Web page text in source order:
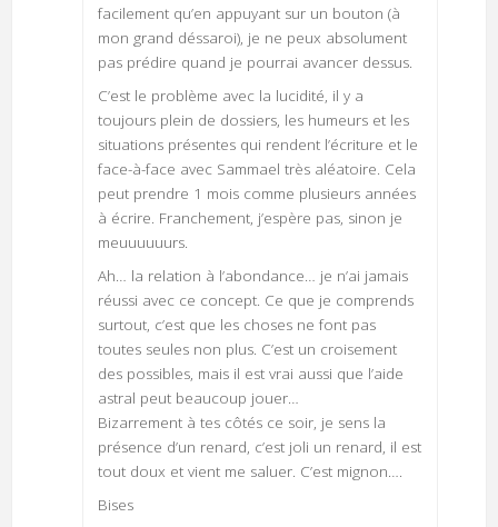
facilement qu’en appuyant sur un bouton (à
mon grand déssaroi), je ne peux absolument
pas prédire quand je pourrai avancer dessus.
C’est le problème avec la lucidité, il y a
toujours plein de dossiers, les humeurs et les
situations présentes qui rendent l’écriture et le
face-à-face avec Sammael très aléatoire. Cela
peut prendre 1 mois comme plusieurs années
à écrire. Franchement, j’espère pas, sinon je
meuuuuuurs.
Ah… la relation à l’abondance… je n’ai jamais
réussi avec ce concept. Ce que je comprends
surtout, c’est que les choses ne font pas
toutes seules non plus. C’est un croisement
des possibles, mais il est vrai aussi que l’aide
astral peut beaucoup jouer…
Bizarrement à tes côtés ce soir, je sens la
présence d’un renard, c’est joli un renard, il est
tout doux et vient me saluer. C’est mignon….
Bises